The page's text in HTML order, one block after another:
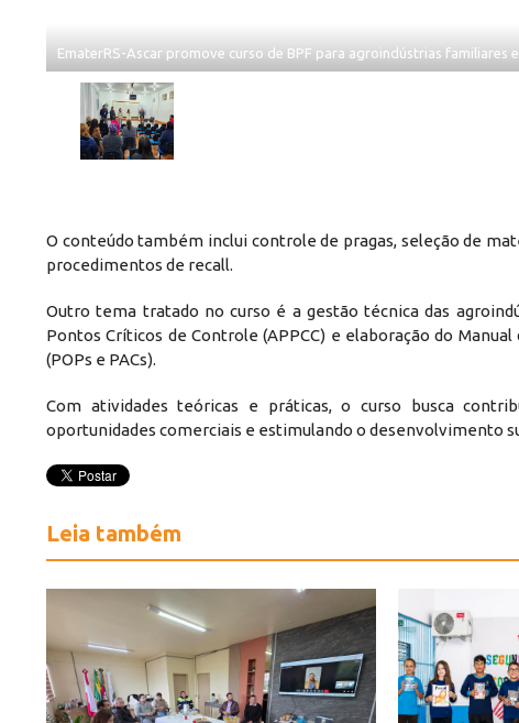
EmaterRS-Ascar promove curso de BPF para agroindústrias familiares
O conteúdo também inclui controle de pragas, seleção de
procedimentos de recall.
Outro tema tratado no curso é a gestão técnica das
Pontos Críticos de Controle (APPCC) e elaboração do
(POPs e PACs).
Com atividades teóricas e práticas, o curso busca
oportunidades comerciais e estimulando o desenvolvimento
Leia também